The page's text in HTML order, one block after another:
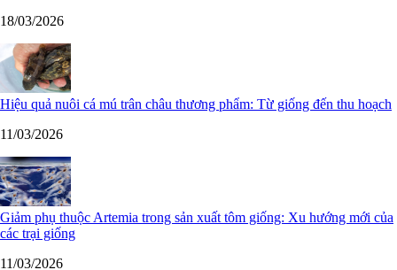
18/03/2026
Hiệu quả nuôi cá mú trân châu thương phẩm: Từ giống đến thu hoạch
11/03/2026
Giảm phụ thuộc Artemia trong sản xuất tôm giống: Xu hướng mới của
các trại giống
11/03/2026